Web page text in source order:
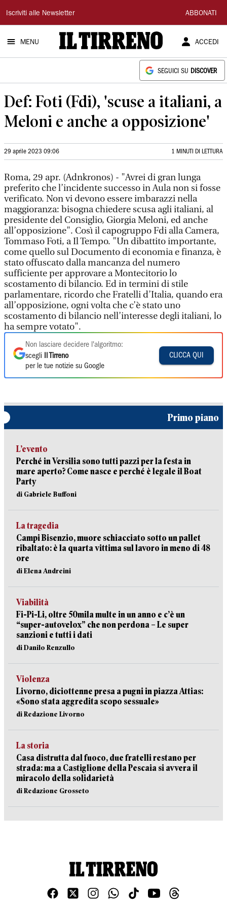
Il
Tirreno
Iscriviti alle Newsletter ABBONATI
MENU ACCEDI
SEGUICI SU DISCOVER
Def: Foti (Fdi), 'scuse a italiani, a
Meloni e anche a opposizione'
29 aprile 2023 09:06 1 MINUTI DI LETTURA
Roma, 29 apr. (Adnkronos) - "Avrei di gran lunga
preferito che l’incidente successo in Aula non si fosse
verificato. Non vi devono essere imbarazzi nella
maggioranza: bisogna chiedere scusa agli italiani, al
presidente del Consiglio, Giorgia Meloni, ed anche
all’opposizione". Così il capogruppo Fdi alla Camera,
Tommaso Foti, a Il Tempo. "Un dibattito importante,
come quello sul Documento di economia e finanza, è
stato offuscato dalla mancanza del numero
sufficiente per approvare a Montecitorio lo
scostamento di bilancio. Ed in termini di stile
parlamentare, ricordo che Fratelli d’Italia, quando era
all’opposizione, ogni volta che c’è stato uno
scostamento di bilancio nell’interesse degli italiani, lo
ha sempre votato".
Non lasciare decidere l'algoritmo:
scegli
Il Tirreno
per le tue notizie su Google
CLICCA QUI
Primo piano
L’evento
Perché in Versilia sono tutti pazzi per la festa in
mare aperto? Come nasce e perché è legale il Boat
Party
di Gabriele Buffoni
La tragedia
Campi Bisenzio, muore schiacciato sotto un pallet
ribaltato: è la quarta vittima sul lavoro in meno di 48
ore
di Elena Andreini
Viabilità
Fi-Pi-Li, oltre 50mila multe in un anno e c’è un
“super-autovelox” che non perdona – Le super
sanzioni e tutti i dati
di Danilo Renzullo
Violenza
Livorno, diciottenne presa a pugni in piazza Attias:
«Sono stata aggredita scopo sessuale»
di Redazione Livorno
La storia
Casa distrutta dal fuoco, due fratelli restano per
strada: ma a Castiglione della Pescaia si avvera il
miracolo della solidarietà
di Redazione Grosseto